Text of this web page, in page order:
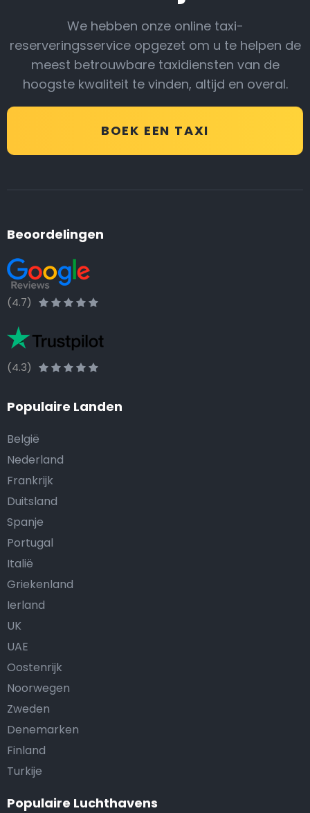
We hebben onze online taxi-
reserveringsservice opgezet om u te helpen de
meest betrouwbare taxidiensten van de
hoogste kwaliteit te vinden, altijd en overal.
BOEK EEN TAXI
Beoordelingen
(4.7)
(4.3)
Populaire Landen
België
Nederland
Frankrijk
Duitsland
Spanje
Portugal
Italië
Griekenland
Ierland
UK
UAE
Oostenrijk
Noorwegen
Zweden
Denemarken
Finland
Turkije
Populaire Luchthavens